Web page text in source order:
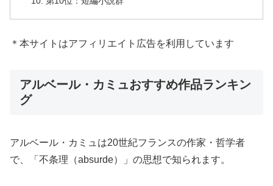
＊本サイトはアフィリエイト広告を利用しています
アルベール・カミュおすすめ作品ランキン
グ
アルベール・カミュは20世紀フランスの作家・哲学者
で、「不条理（absurde）」の思想で知られます。